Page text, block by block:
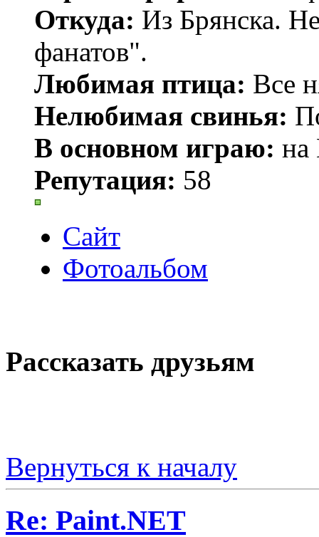
Откуда: Из Брянска.
фанатов".
Любимая птица: Все
Нелюбимая свинья:
В основном играю: на
Репутация: 58
Сайт
Фотоальбом
Рассказать друзьям
Вернуться к началу
Re: Paint.NET